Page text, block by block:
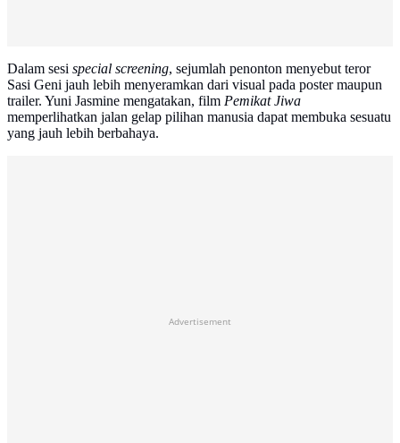
Dalam sesi special screening, sejumlah penonton menyebut teror
Sasi Geni jauh lebih menyeramkan dari visual pada poster maupun
trailer. Yuni Jasmine mengatakan, film Pemikat Jiwa
memperlihatkan jalan gelap pilihan manusia dapat membuka sesuatu
yang jauh lebih berbahaya.
Advertisement